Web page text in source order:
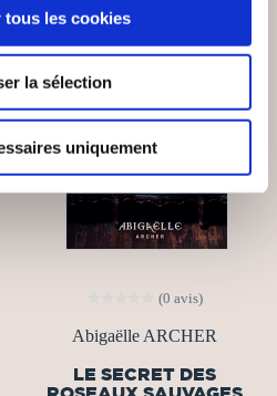
tous les cookies
la sélection
uniquement
(0 avis)
Abigaëlle ARCHER
LE SECRET DES